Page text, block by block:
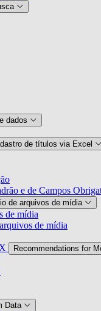
dados
de títulos via Excel
e de Campos
de arquivos de mídia
de mídia
de mídia
Recommendations for
Data